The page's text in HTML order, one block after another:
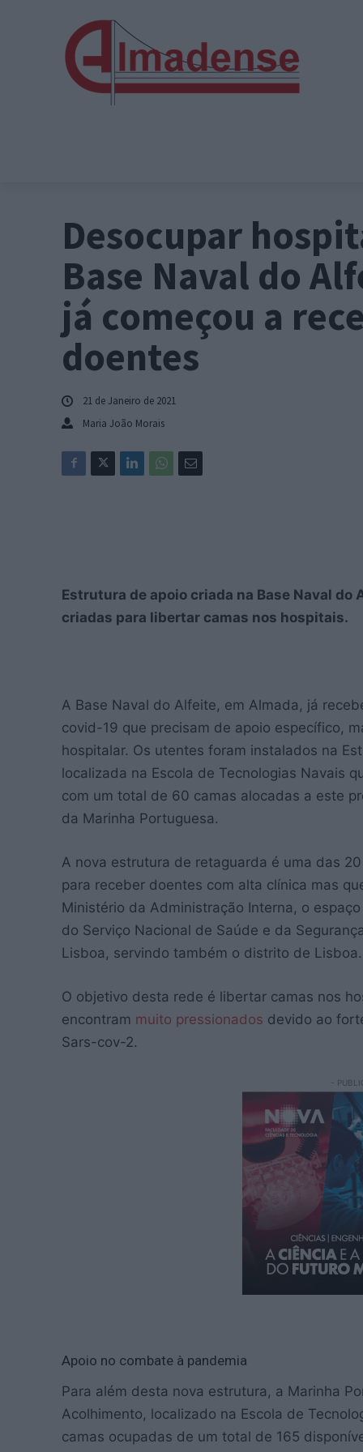
Desocupar
Base Naval do
já começou a
doentes
21 de Janeiro de 2021
Maria João Morais
Estrutura de apoio criada na Base Naval do
criadas para libertar camas nos hospitais.
A Base Naval do Alfeite, em Almada, já
covid-19 que precisam de apoio específico,
hospitalar. Os utentes foram instalados na
localizada na Escola de Tecnologias Navais
com um total de 60 camas alocadas a este
da Marinha Portuguesa.
A nova estrutura de retaguarda é uma das
para receber doentes com alta clínica mas
Ministério da Administração Interna, o
do Serviço Nacional de Saúde e da
Lisboa, servindo também o distrito de Lisboa.
O objetivo desta rede é libertar camas nos
encontram muito pressionados devido ao
Sars-cov-2.
-
Apoio no combate à pandemia
Para além desta nova estrutura, a Marinha
Acolhimento, localizado na Escola de
camas ocupadas de um total de 165